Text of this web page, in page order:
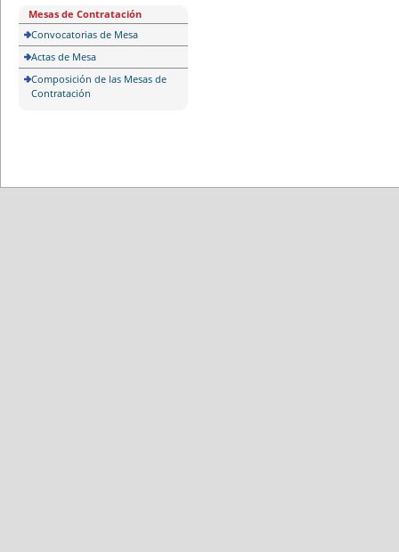
Mesas de Contratación
Convocatorias de Mesa
Actas de Mesa
Composición de las Mesas de
Contratación